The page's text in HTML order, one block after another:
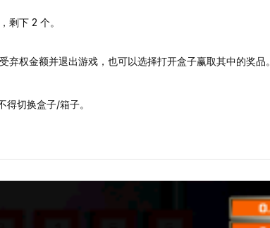
剩下 2 个。
权金额并退出游戏，也可以选择打开盒子赢取其中的奖品。
切换盒子/箱子。